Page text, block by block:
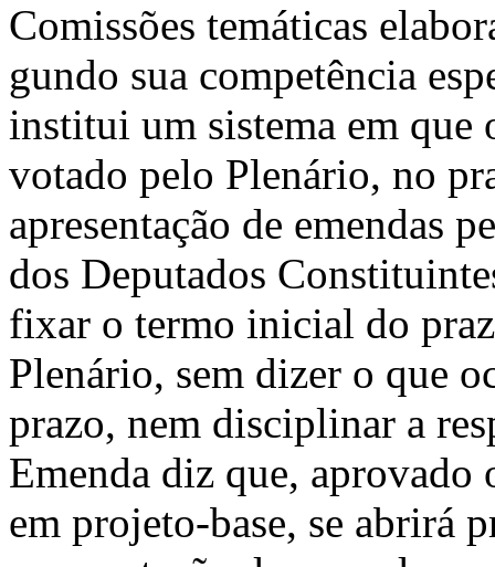
Comissões temáticas
gundo sua competência
institui um sistema em que
votado pelo Plenário, no
apresentação de emendas
dos Deputados
fixar o termo inicial do
Plenário, sem dizer o que
prazo, nem disciplinar a
Emenda diz que,
em projeto-base, se abrirá